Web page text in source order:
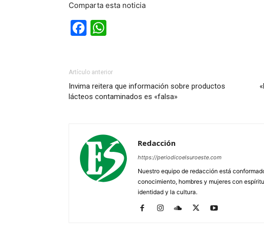
Comparta esta noticia
Facebook
Artículo anterior
Invima reitera que información sobre productos
lácteos contaminados es «falsa»
Redacción
https://periodicoelsuroeste.com
Nuestro equipo de redacción está
conocimiento, hombres y mujeres con
identidad y la cultura.